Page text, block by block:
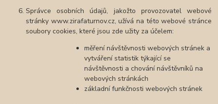
Správce osobních údajů, jakožto provozovatel webové
stránky www.zirafaturnov.cz, užívá na této webové stránce
soubory cookies, které jsou zde užity za účelem:
měření návštěvnosti webových stránek a
vytváření statistik týkající se
návštěvnosti a chování návštěvníků na
webových stránkách
základní funkčnosti webových stránek